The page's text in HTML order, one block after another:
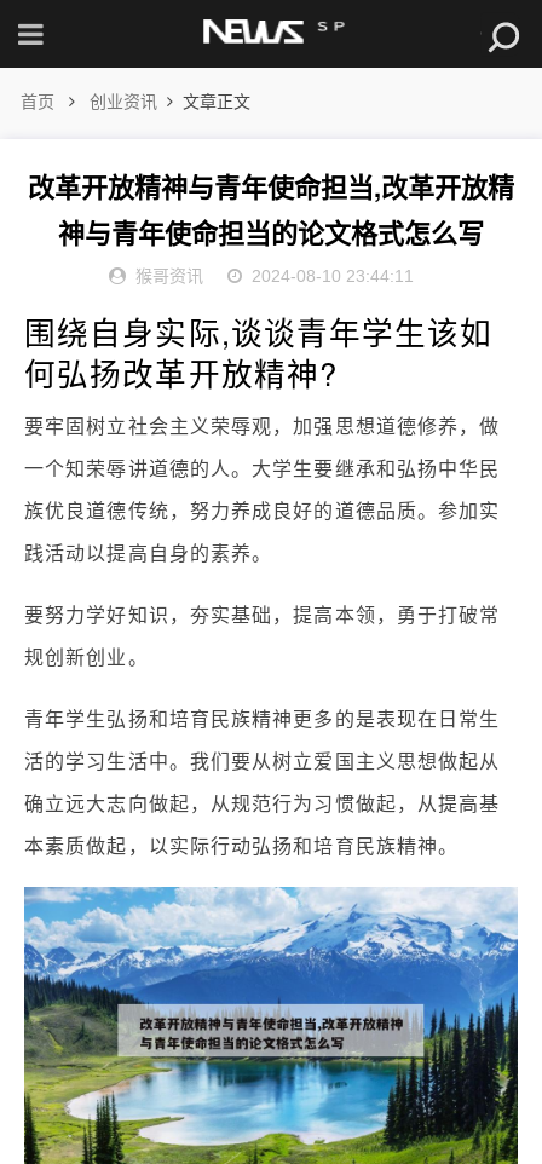
首页 创业资讯 文章正文
改革开放精神与青年使命担当,改革开放精
神与青年使命担当的论文格式怎么写
猴哥资讯 2024-08-10 23:44:11
围绕自身实际,谈谈青年学生该如
何弘扬改革开放精神?
要牢固树立社会主义荣辱观，加强思想道德修养，做
一个知荣辱讲道德的人。大学生要继承和弘扬中华民
族优良道德传统，努力养成良好的道德品质。参加实
践活动以提高自身的素养。
要努力学好知识，夯实基础，提高本领，勇于打破常
规创新创业。
青年学生弘扬和培育民族精神更多的是表现在日常生
活的学习生活中。我们要从树立爱国主义思想做起从
确立远大志向做起，从规范行为习惯做起，从提高基
本素质做起，以实际行动弘扬和培育民族精神。